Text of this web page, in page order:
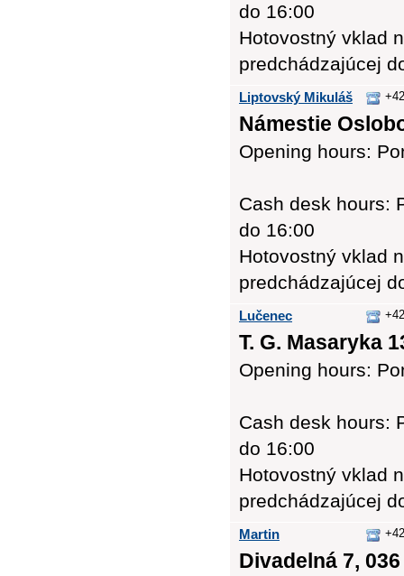
do 16:00
Hotovostný vklad
predchádzajúcej
Liptovský Mikuláš
Námestie
Opening hours:
Cash desk hours:
do 16:00
Hotovostný vklad
predchádzajúcej
Lučenec
T. G. Masaryka
Opening hours:
Cash desk hours:
do 16:00
Hotovostný vklad
predchádzajúcej
Martin
Divadelná 7,